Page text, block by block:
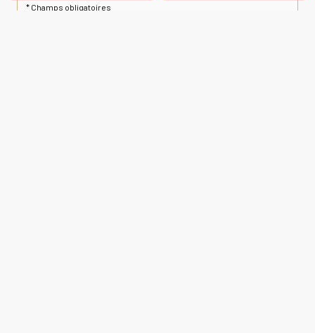
* Champs obligatoires